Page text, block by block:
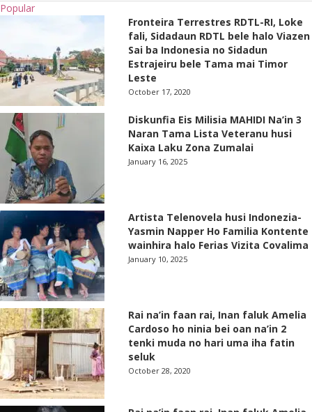
Popular
Fronteira Terrestres RDTL-RI, Loke
fali, Sidadaun RDTL bele halo Viazen
Sai ba Indonesia no Sidadun
Estrajeiru bele Tama mai Timor
Leste
October 17, 2020
Diskunfia Eis Milisia MAHIDI Na’in 3
Naran Tama Lista Veteranu husi
Kaixa Laku Zona Zumalai
January 16, 2025
Artista Telenovela husi Indonezia-
Yasmin Napper Ho Familia Kontente
wainhira halo Ferias Vizita Covalima
January 10, 2025
Rai na’in faan rai, Inan faluk Amelia
Cardoso ho ninia bei oan na’in 2
tenki muda no hari uma iha fatin
seluk
October 28, 2020